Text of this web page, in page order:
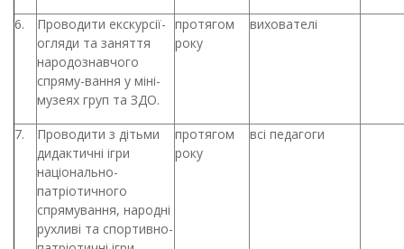
6.
Проводити екскурсії-
огляди та заняття
народознавчого
спряму-вання у міні-
музеях груп та ЗДО.
протягом
року
вихователі
7.
Проводити з дітьми
дидактичні ігри
національно-
патріотичного
спрямування, народні
рухливі та спортивно-
протягом
року
всі педагоги